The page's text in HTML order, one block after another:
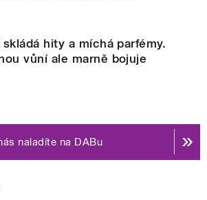
skládá hity a míchá parfémy.
vůní ale marně bojuje
naladíte na DABu